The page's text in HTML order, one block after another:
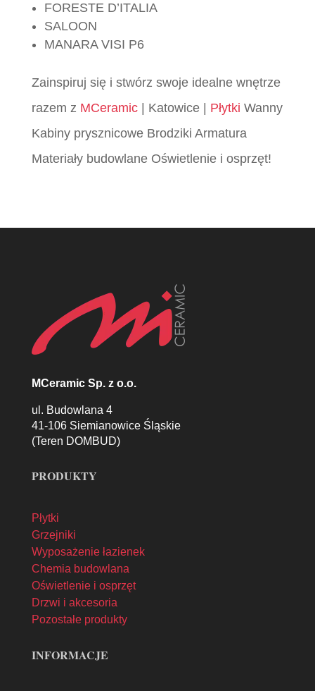
FORESTE D’ITALIA
SALOON
MANARA VISI P6
Zainspiruj się i stwórz swoje idealne wnętrze
razem z MCeramic| Katowice | Płytki Wanny
Kabiny prysznicowe Brodziki Armatura
Materiały budowlane Oświetlenie i osprzęt!
MCeramic Sp. z o.o.
ul. Budowlana 4
41-106 Siemianowice Śląskie
(Teren DOMBUD)
PRODUKTY
Płytki
Grzejniki
Wyposażenie łazienek
Chemia budowlana
Oświetlenie i osprzęt
Drzwi i akcesoria
Pozostałe produkty
INFORMACJE